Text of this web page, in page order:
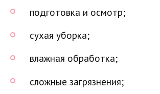
подготовка и осмотр;
сухая уборка;
влажная обработка;
сложные загрязнения;